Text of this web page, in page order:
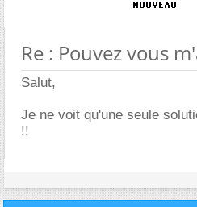
Re : Pouvez vous
Salut,
Je ne voit qu'une seule
!!